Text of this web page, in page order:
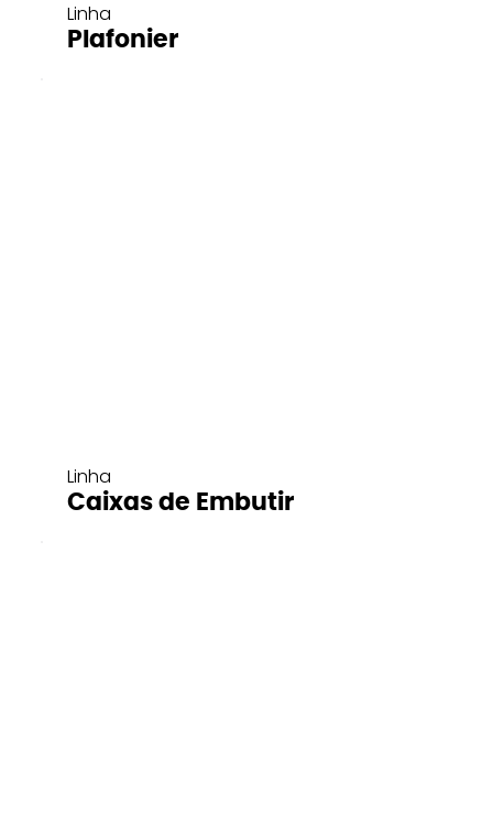
Linha
Plafonier
Linha
Caixas de Embutir